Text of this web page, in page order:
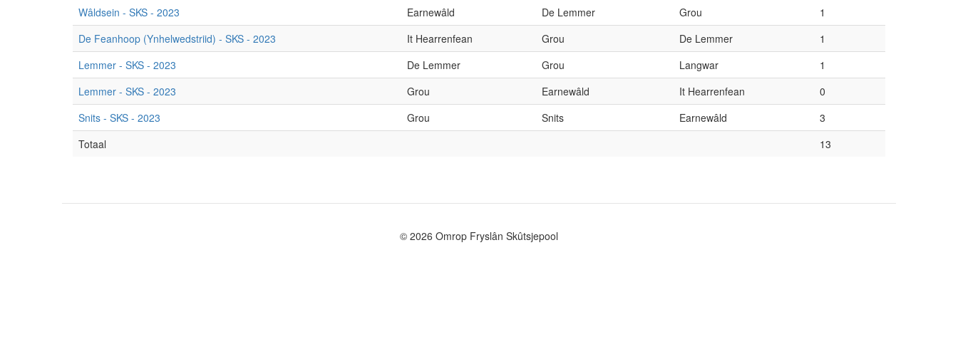
Wâldsein - SKS - 2023
Earnewâld De Lemmer Grou
1
De Feanhoop (Ynhelwedstriid) - SKS - 2023
It Hearrenfean Grou De Lemmer
1
Lemmer - SKS - 2023
De Lemmer Grou Langwar
1
Lemmer - SKS - 2023
Grou Earnewâld It Hearrenfean
0
Snits - SKS - 2023
Grou Snits Earnewâld
3
Totaal
13
© 2026 Omrop Fryslân Skûtsjepool